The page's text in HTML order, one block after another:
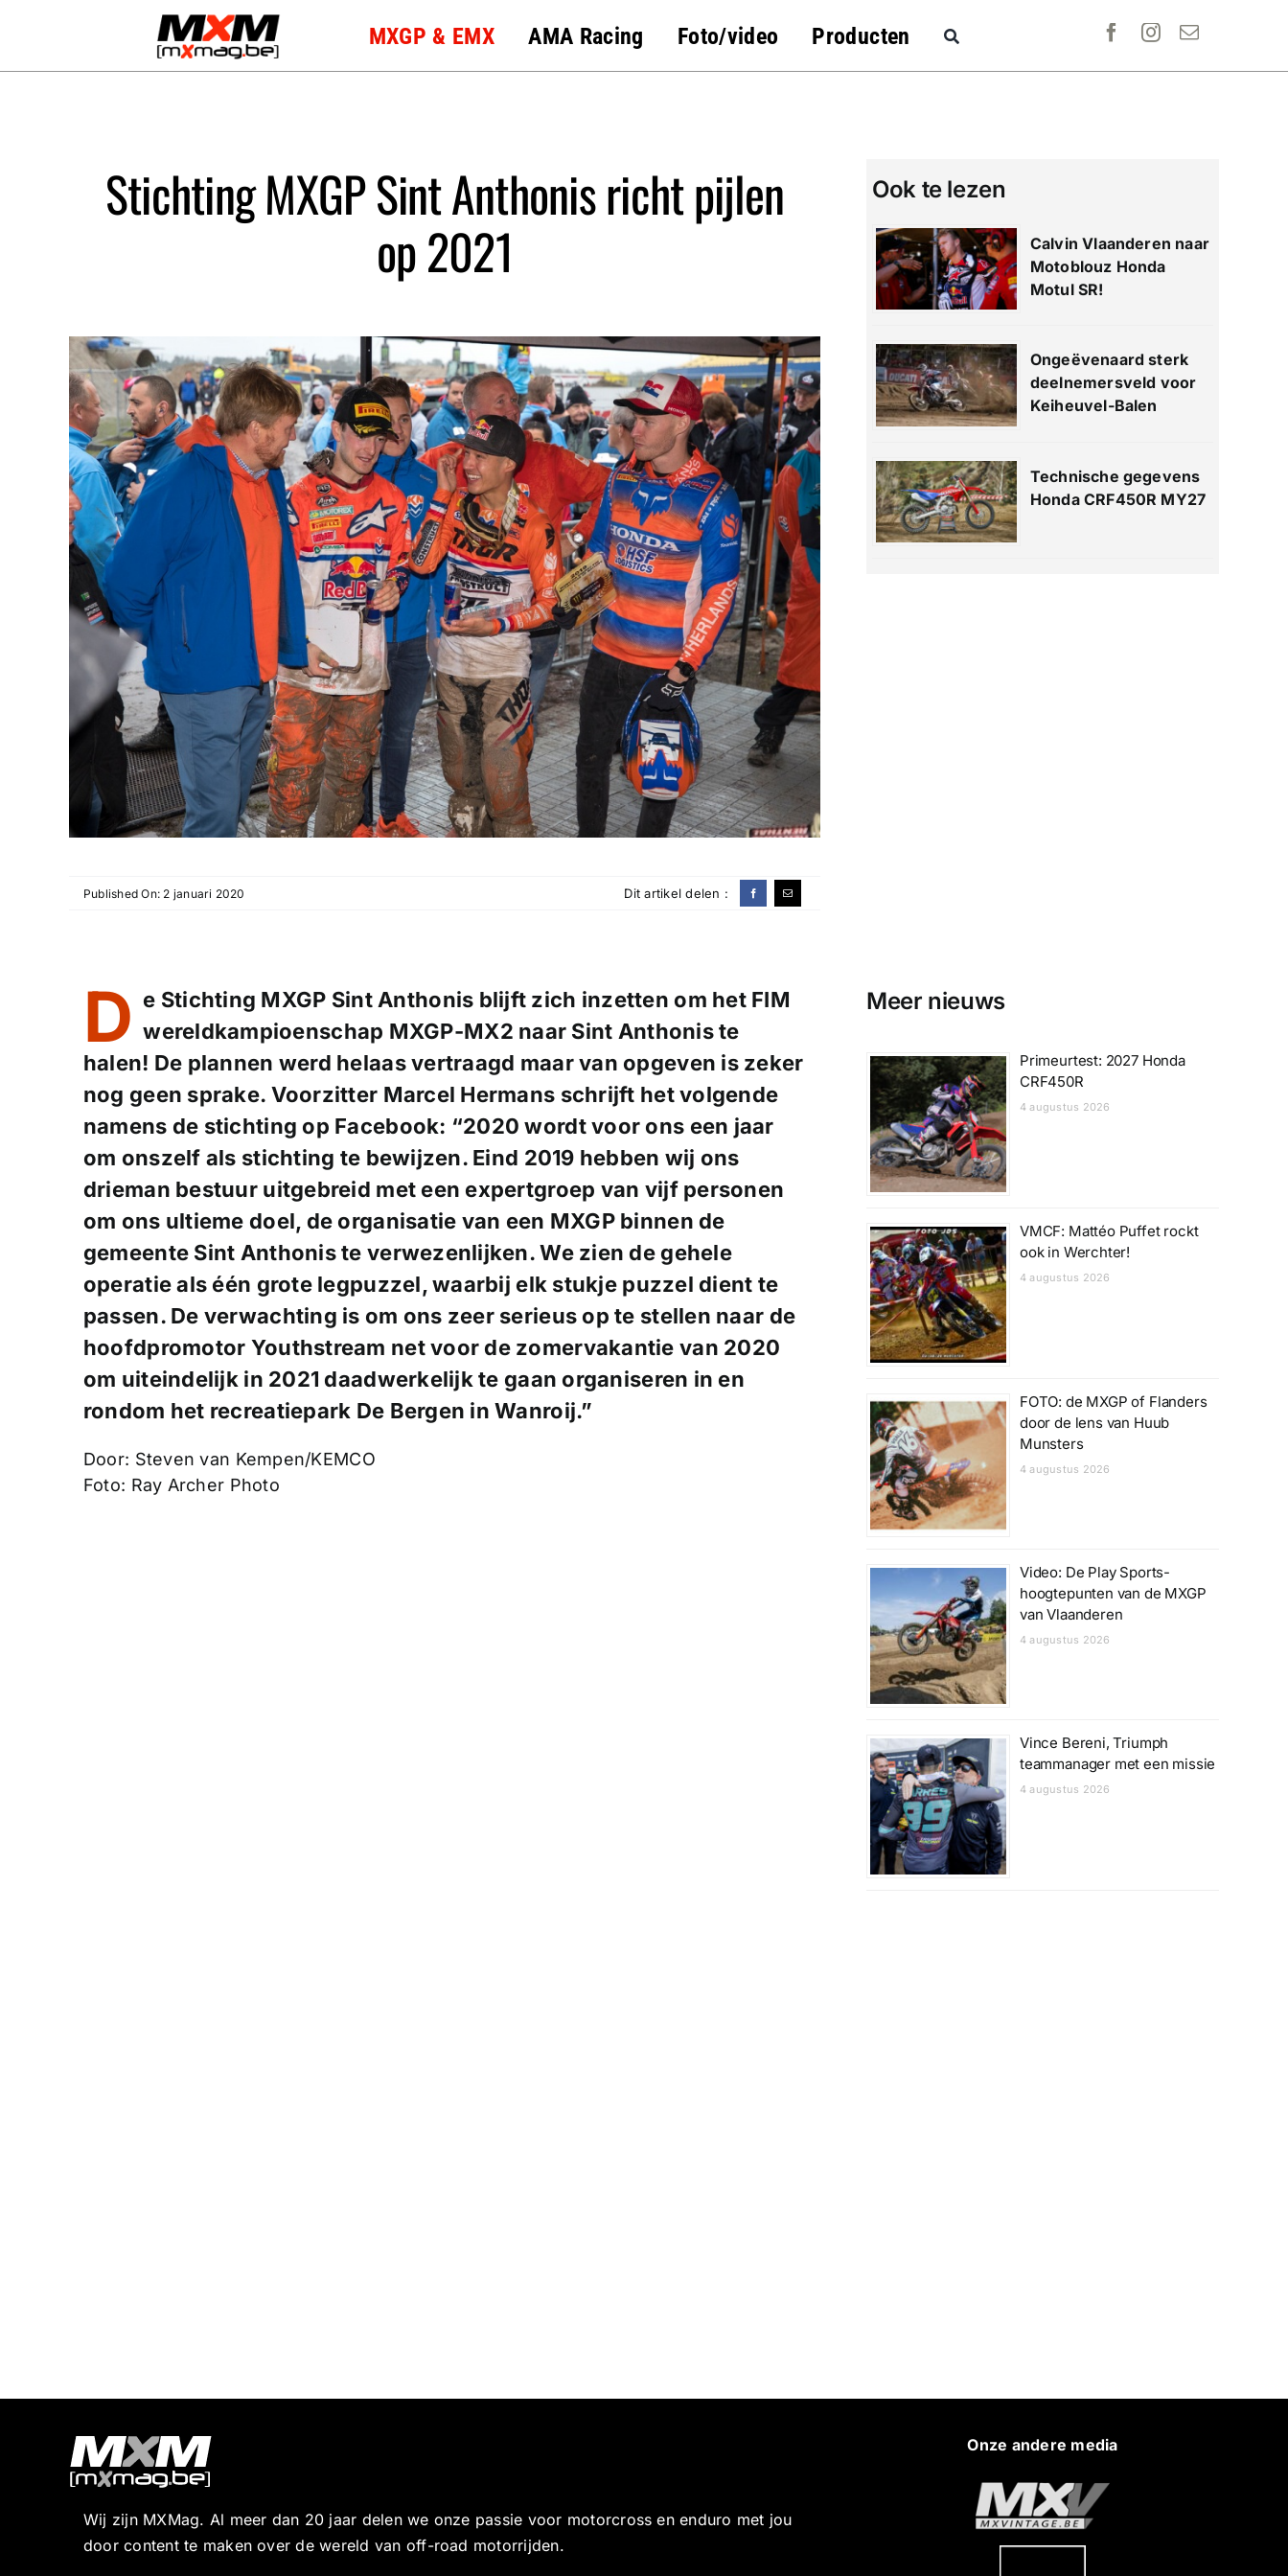
MXGP & EMX AMA Racing Foto/video Producten
Stichting MXGP Sint Anthonis richt pijlen
op 2021
Ook te lezen
Calvin Vlaanderen naar
Motoblouz Honda
Motul SR!
Ongeëvenaard sterk
deelnemersveld voor
Keiheuvel-Balen
Technische gegevens
Honda CRF450R MY27
Published On: 2 januari 2020 Dit artikel delen :
D e Stichting MXGP Sint Anthonis blijft zich inzetten om het FIM
wereldkampioenschap MXGP-MX2 naar Sint Anthonis te
halen! De plannen werd helaas vertraagd maar van opgeven is zeker
nog geen sprake. Voorzitter Marcel Hermans schrijft het volgende
namens de stichting op Facebook: “2020 wordt voor ons een jaar
om onszelf als stichting te bewijzen. Eind 2019 hebben wij ons
drieman bestuur uitgebreid met een expertgroep van vijf personen
om ons ultieme doel, de organisatie van een MXGP binnen de
gemeente Sint Anthonis te verwezenlijken. We zien de gehele
operatie als één grote legpuzzel, waarbij elk stukje puzzel dient te
passen. De verwachting is om ons zeer serieus op te stellen naar de
hoofdpromotor Youthstream net voor de zomervakantie van 2020
om uiteindelijk in 2021 daadwerkelijk te gaan organiseren in en
rondom het recreatiepark De Bergen in Wanroij.”
Door: Steven van Kempen/KEMCO
Foto: Ray Archer Photo
Meer nieuws
Primeurtest: 2027 Honda
CRF450R
4 augustus 2026
VMCF: Mattéo Puffet rockt
ook in Werchter!
4 augustus 2026
FOTO: de MXGP of Flanders
door de lens van Huub
Munsters
4 augustus 2026
Video: De Play Sports-
hoogtepunten van de MXGP
van Vlaanderen
4 augustus 2026
Vince Bereni, Triumph
teammanager met een missie
4 augustus 2026
Wij zijn MXMag. Al meer dan 20 jaar delen we onze passie voor motorcross en enduro met jou
door content te maken over de wereld van off-road motorrijden.
Onze andere media